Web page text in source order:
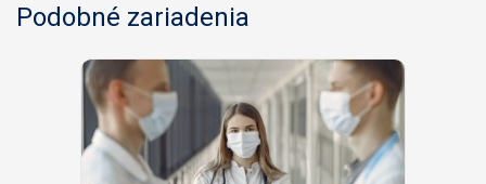
Podobné zariadenia